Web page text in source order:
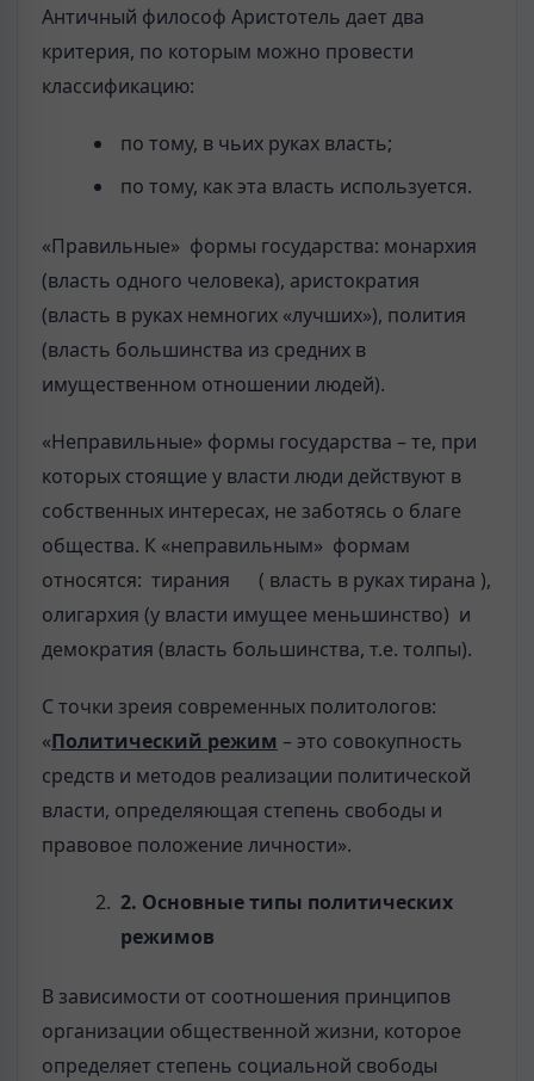
Античный философ Аристотель дает два
критерия, по которым можно провести
классификацию:
по тому, в чьих руках власть;
по тому, как эта власть используется.
«Правильные» формы государства: монархия
(власть одного человека), аристократия
(власть в руках немногих «лучших»), полития
(власть большинства из средних в
имущественном отношении людей).
«Неправильные» формы государства – те, при
которых стоящие у власти люди действуют в
собственных интересах, не заботясь о благе
общества. К «неправильным» формам
относятся: тирания ( власть в руках тирана ),
олигархия (у власти имущее меньшинство) и
демократия (власть большинства, т.е. толпы).
С точки зреия современных политологов:
«Политический режим – это совокупность
средств и методов реализации политической
власти, определяющая степень свободы и
правовое положение личности».
2. Основные типы политических
режимов
В зависимости от соотношения принципов
организации общественной жизни, которое
определяет степень социальной свободы